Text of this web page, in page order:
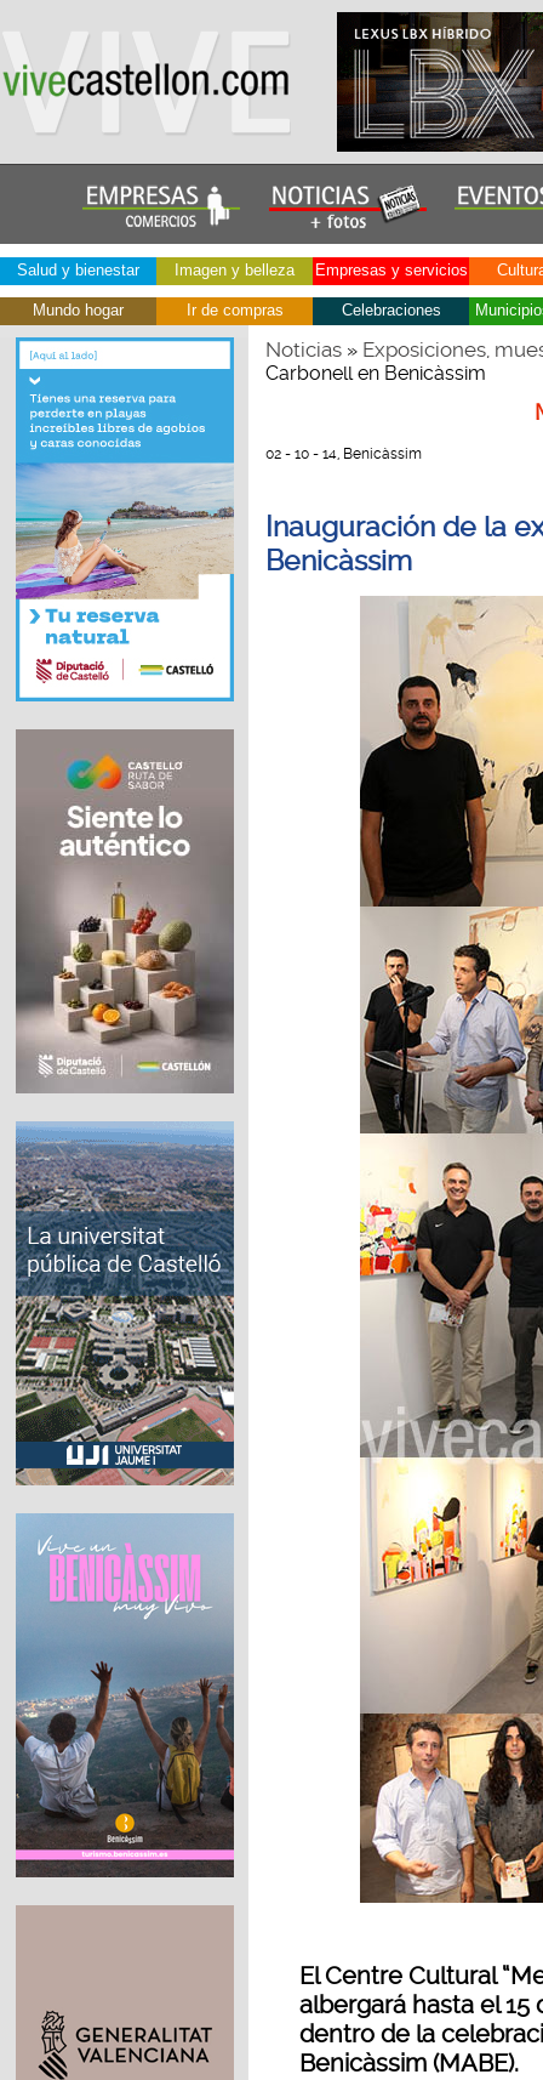
Salud y bienestar Imagen y belleza Empresas y servicios
Mundo hogar Ir de compras Celebraciones
Noticias» Exposiciones,
Carbonell en Benicàssim
02 - 10 - 14, Benicàssim
Inauguración de la
Benicàssim
El Centre Cultural
albergará hasta el
dentro de la
Benicàssim (MABE).